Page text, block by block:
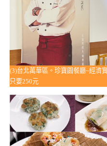
(3)台北萬華區。珍寶園餐廳~經濟
只要250元